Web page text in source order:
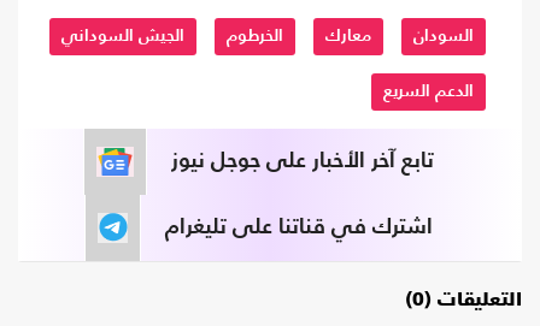
السودان معارك الخرطوم الجيش السوداني
الدعم السريع
تابع آخر الأخبار على جوجل نيوز
اشترك في قناتنا على تليغرام
التعليقات (0)